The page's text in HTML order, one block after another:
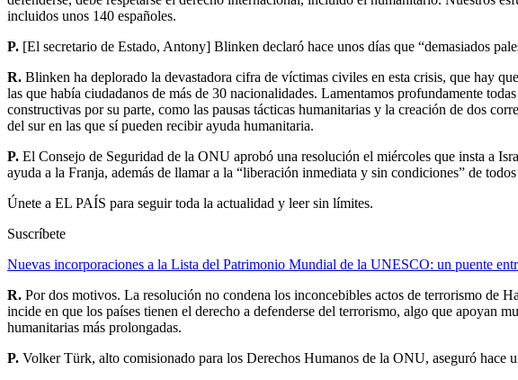
incluidos unos 140 españoles.
P. [El secretario de Estado, Antony] Blinken declaró hace unos días que “demasiados
R. Blinken ha deplorado la devastadora cifra de víctimas civiles en esta crisis, que hay
las que había ciudadanos de más de 30 nacionalidades. Lamentamos profundamente
constructivas por su parte, como las pausas tácticas humanitarias y la creación de dos
del sur en las que sí pueden recibir ayuda humanitaria.
P. El Consejo de Seguridad de la ONU aprobó una resolución el miércoles que insta a
ayuda a la Franja, además de llamar a la “liberación inmediata y sin condiciones” de
Únete a EL PAÍS para seguir toda la actualidad y leer sin límites.
Suscríbete
Nuevas incorporaciones a la Lista del Patrimonio Mundial de la UNESCO: un puente
R. Por dos motivos. La resolución no condena los inconcebibles actos de terrorismo de
incide en que los países tienen el derecho a defenderse del terrorismo, algo que apoyan
humanitarias más prolongadas.
P. Volker Türk, alto comisionado para los Derechos Humanos de la ONU, aseguró hace